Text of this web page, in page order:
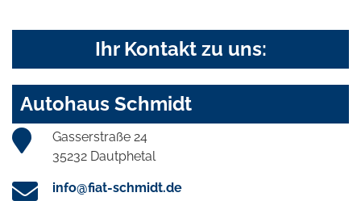
Ihr Kontakt zu uns:
Autohaus Schmidt
Gasserstraße 24
35232 Dautphetal
info@fiat-schmidt.de